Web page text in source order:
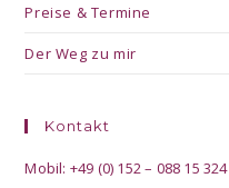
Preise & Termine
Der Weg zu mir
Kontakt
Mobil: +49 (0) 152 – 088 15 324